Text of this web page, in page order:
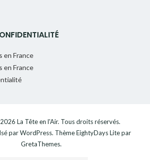
en France
en France
La Tête en l'Air. Tous droits réservés.
parWordPress. ThèmeEightyDays Litepar
GretaThemes.